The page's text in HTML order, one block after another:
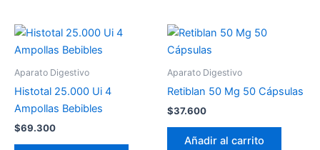
Aparato Digestivo
Histotal 25.000 Ui 4
Ampollas Bebibles
$69.300
Aparato Digestivo
Retiblan 50 Mg 50 Cápsulas
$37.600
Añadir al carrito